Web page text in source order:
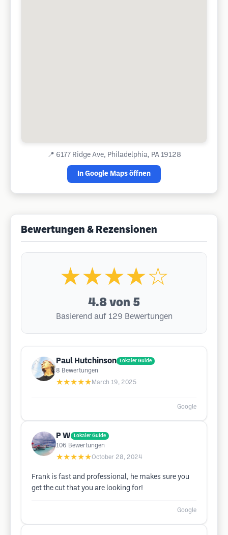
📍 6177 Ridge Ave, Philadelphia, PA 19128
In Google Maps öffnen
Bewertungen & Rezensionen
★★★★☆
4.8 von 5
Basierend auf 129 Bewertungen
Paul Hutchinson Lokaler Guide
8 Bewertungen
★★★★★ March 19, 2025
Google
P W Lokaler Guide
106 Bewertungen
★★★★★October 28, 2024
Frank is fast and professional, he makes sure you
get the cut that you are looking for!
Google